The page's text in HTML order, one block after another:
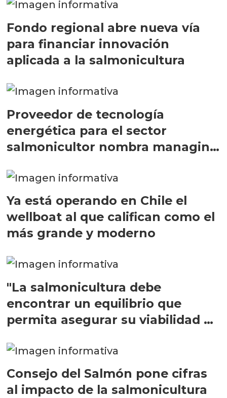
Fondo regional abre nueva vía
para financiar innovación
aplicada a la salmonicultura
Proveedor de tecnología
energética para el sector
salmonicultor nombra managing
Ya está operando en Chile el
wellboat al que califican como el
más grande y moderno
"La salmonicultura debe
encontrar un equilibrio que
permita asegurar su viabilidad de
Consejo del Salmón pone cifras
al impacto de la salmonicultura